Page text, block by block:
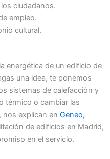
ciudadanos.
empleo.
cultural.
energética de un edificio de
una idea, te ponemos
sistemas de calefacción y
térmico o cambiar las
explican en Geneo,
de edificios en Madrid,
en el servicio.